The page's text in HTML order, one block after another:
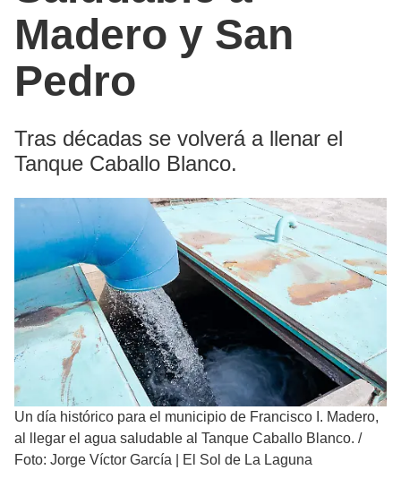
Madero y San
Pedro
Tras décadas se volverá a llenar el
Tanque Caballo Blanco.
Un día histórico para el municipio de Francisco I. Madero,
al llegar el agua saludable al Tanque Caballo Blanco. /
Foto: Jorge Víctor García | El Sol de La Laguna